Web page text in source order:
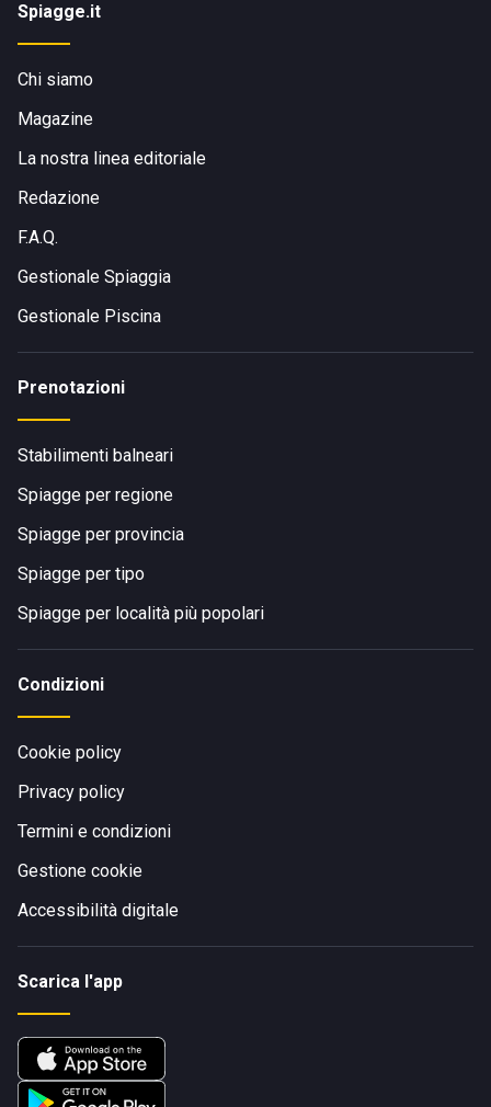
Spiagge.it
Chi siamo
Magazine
La nostra linea editoriale
Redazione
F.A.Q.
Gestionale Spiaggia
Gestionale Piscina
Prenotazioni
Stabilimenti balneari
Spiagge per regione
Spiagge per provincia
Spiagge per tipo
Spiagge per località più popolari
Condizioni
Cookie policy
Privacy policy
Termini e condizioni
Gestione cookie
Accessibilità digitale
Scarica l'app